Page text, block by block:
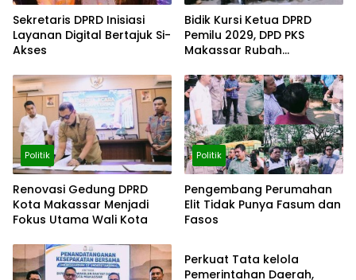
Sekretaris DPRD Inisiasi
Layanan Digital Bertajuk Si-
Akses
Bidik Kursi Ketua DPRD
Pemilu 2029, DPD PKS
Makassar Rubah
Politik
Renovasi Gedung DPRD
Kota Makassar Menjadi
Fokus Utama Wali Kota
Politik
Pengembang Perumahan
Elit Tidak Punya Fasum dan
Fasos
Politik
Perkuat Tata kelola
Pemerintahan Daerah,